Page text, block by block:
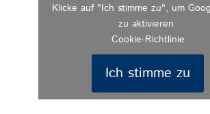
Klicke auf "Ich stimme zu", um
zu aktivieren
Cookie-Richtlinie
Ich stimme zu